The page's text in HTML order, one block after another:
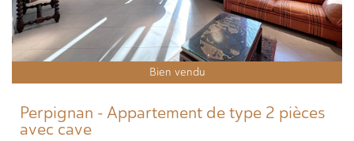
Bien vendu
Perpignan - Appartement de type 2 pièces
avec cave